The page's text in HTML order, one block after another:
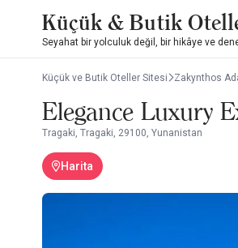
Küçük & Butik
Seyahat bir yolculuk değil, bir hikâye ve
Küçük ve Butik Oteller Sitesi Zakynthos
Elegance Luxury
Tragaki, Tragaki, 29100, Yunanistan
Harita